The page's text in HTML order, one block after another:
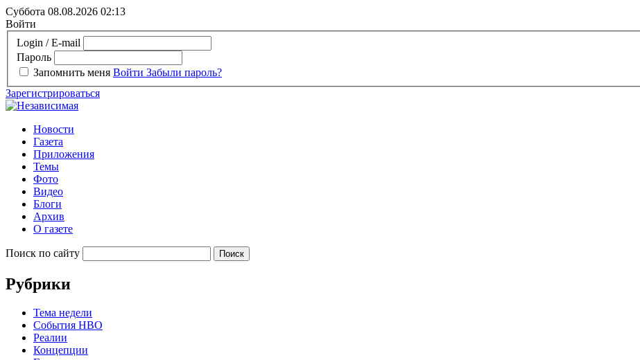
Суббота 08.08.2026 02:13
Войти
Login / E-mail
Пароль
Запомнить меня Войти Забыли пароль?
Зарегистрироваться
Новости
Газета
Приложения
Темы
Фото
Видео
Блоги
Архив
О газете
Поиск по сайту
Рубрики
Тема недели
События НВО
Реалии
Концепции